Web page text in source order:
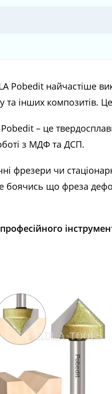
Pobedit найчастіше
та інших
– це
з МДФ та ДСП.
фрезери чи
боячись що фреза